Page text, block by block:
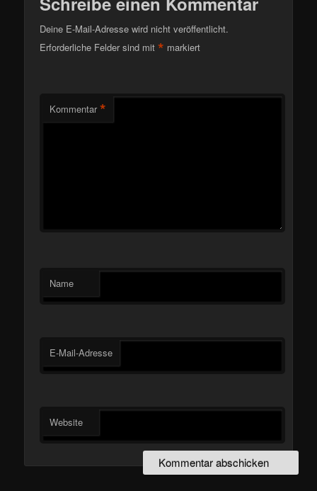
Deine E-Mail-Adresse wird nicht veröffentlicht.
Erforderliche Felder sind mit* markiert
Kommentar *
Name
E-Mail-Adresse
Website